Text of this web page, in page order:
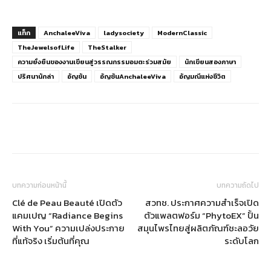
แท็ก AnchaleeViva ladysociety
ModernClassic
TheJewelsofLife
TheStalker
ความยั่งยืนของงานเขียนสู่วรรณกรรมอมตะร่วมสมัย
นักเขียนสองภาษา
ปริศนานักล่า
อัญชัน อัญชันAnchaleeViva อัญมณีแห่งชีวิต
บทความก่อนหน้านี้
Clé de Peau Beauté เปิดตัว
แคมเปญ “Radiance Begins
With You” ความเปล่งประกาย
ที่แท้จริง เริ่มต้นที่คุณ
บทความถัดไป
สวทช. ประกาศความสำเร็จเปิด
ตัวแพลตฟอร์ม “PhytoEX” ปั้น
สมุนไพรไทยสู่ผลิตภัณฑ์ชะลอวัย
ระดับโลก